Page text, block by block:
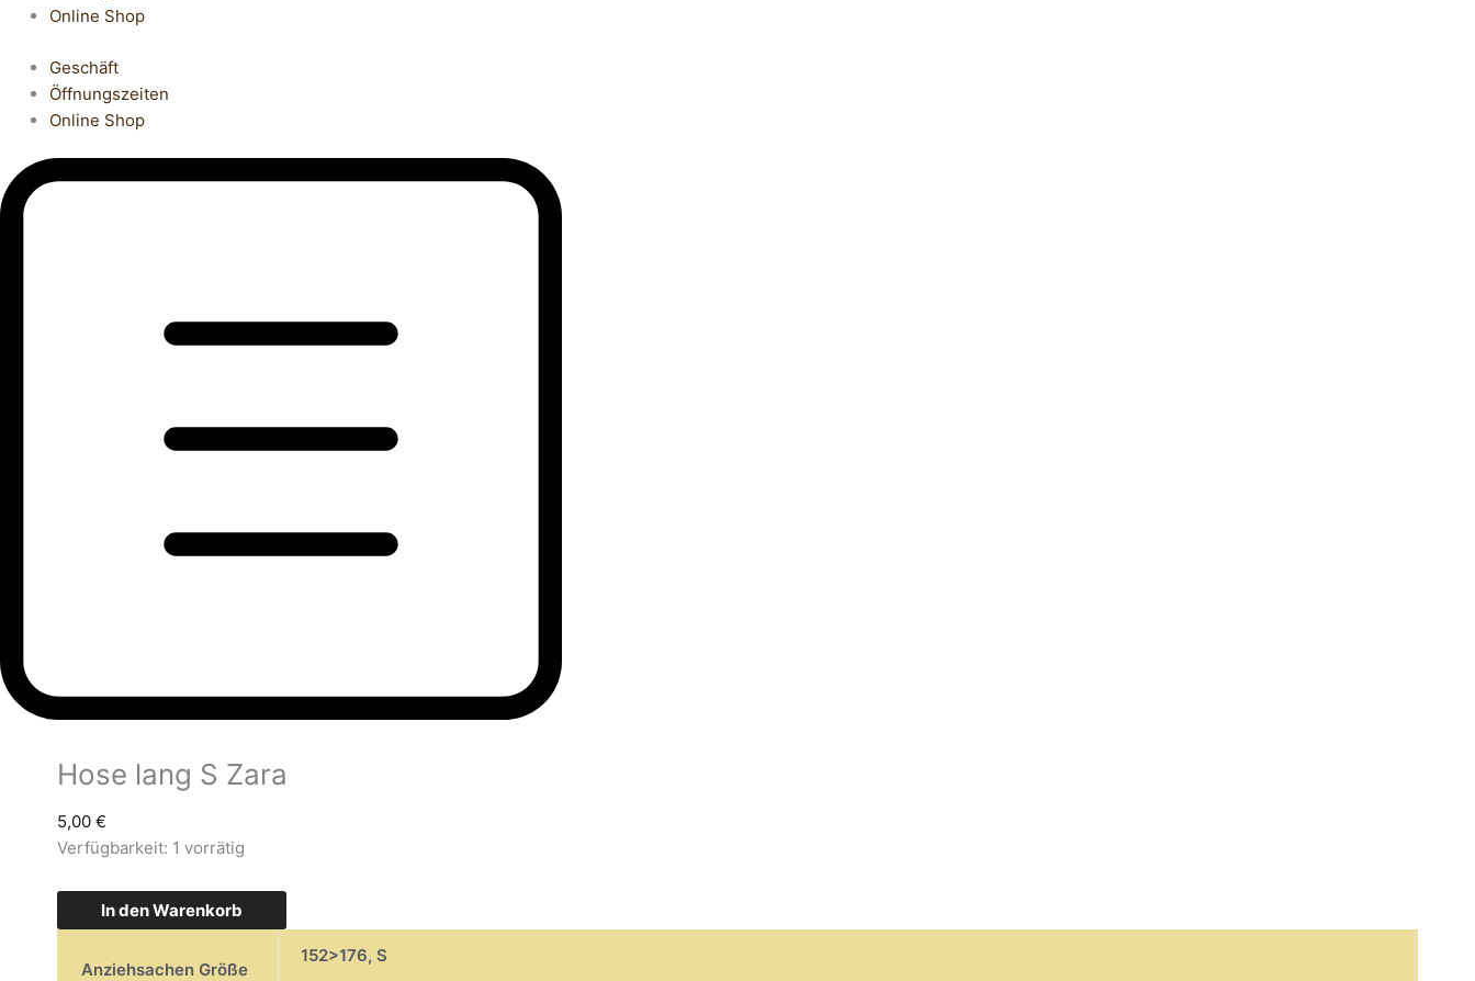
Online Shop
Geschäft
Öffnungszeiten
Online Shop
Hose lang S Zara
5,00 €
Verfügbarkeit: 1 vorrätig
In den Warenkorb
Anziehsachen Größe
152>176, S